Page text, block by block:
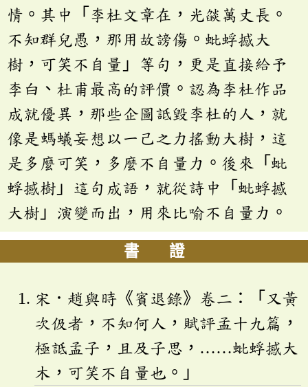
情。其中「李杜文章在，光燄萬丈長。
不知群兒愚，那用故謗傷。蚍蜉撼大
樹，可笑不自量」等句，更是直接給予
李白、杜甫最高的評價。認為李杜作品
成就優異，那些企圖詆毀李杜的人，就
像是螞蟻妄想以一己之力搖動大樹，這
是多麼可笑，多麼不自量力。後來「蚍
蜉撼樹」這句成語，就從詩中「蚍蜉撼
大樹」演變而出，用來比喻不自量力。
書 證
宋．趙與時《賓退錄》卷二：「又黃
次伋者，不知何人，賦評孟十九篇，
極詆孟子，且及子思，……蚍蜉撼大
木，可笑不自量也。」